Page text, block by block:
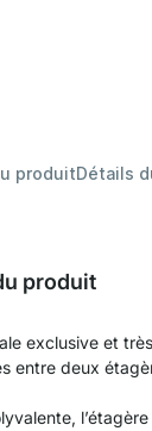
produitDétails
produit
exclusive et
entre deux